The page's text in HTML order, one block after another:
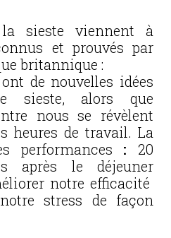
sieste viennent à
et prouvés par
britannique :
de nouvelles idées
sieste, alors que
nous se révèlent
heures de travail. La
performances : 20
après le déjeuner
notre efficacité
stress de façon